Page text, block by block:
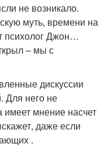
не возникало.
муть, времени на
психолог Джон…
– мы с
дискуссии
Для него не
имеет мнение насчет
даже если
.